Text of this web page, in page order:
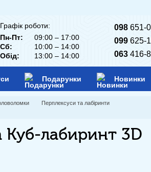
Графік роботи:
Пн-Пт:
09:00 – 17:00
Сб:
10:00 – 14:00
Обід:
13:00 – 14:00
098 651-
099 625-
063 416-
Подарунки Новинки
Перплексуси та лабіринти
Куб-лабиринт 3D